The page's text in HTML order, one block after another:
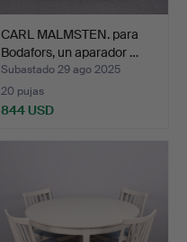
CARL MALMSTEN. para
Bodafors, un aparador …
Subastado 29 ago 2025
20 pujas
844 USD